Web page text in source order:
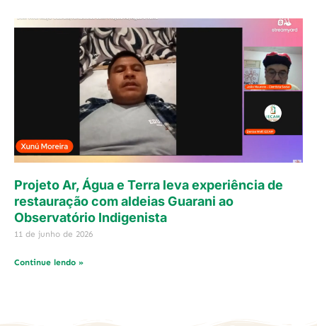
Projeto Ar, Água e Terra leva experiência de
restauração com aldeias Guarani ao
Observatório Indigenista
11 de junho de 2026
Continue lendo »